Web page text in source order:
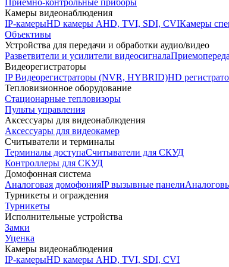
Приемно-контрольные приборы
Камеры видеонаблюдения
IP-камерыHD камеры AHD, TVI, SDI, CVIКамеры
Объективы
Устройства для передачи и обработки аудио/видео
Разветвители и усилители видеосигнала
Видеорегистраторы
IP Видеорегистраторы (NVR, HYBRID)HD
Тепловизионное оборудование
Стационарные тепловизоры
Пульты управления
Аксессуары для видеонаблюдения
Аксессуары для видеокамер
Считыватели и терминалы
Терминалы доступаСчитыватели для СКУД
Контроллеры для СКУД
Домофонная система
Аналоговая домофонияIP вызывные панели
Турникеты и ограждения
Турникеты
Исполнительные устройства
Замки
Уценка
Камеры видеонаблюдения
IP-камерыHD камеры AHD, TVI, SDI, CVI